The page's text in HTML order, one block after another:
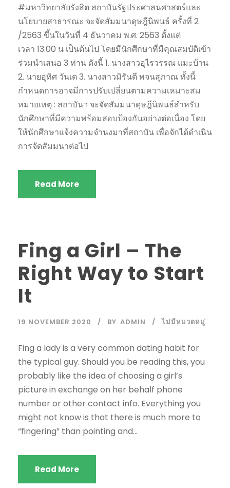
#มหาวิทยาลัยรังสิต สถาบันรัฐประศาสนศาสตร์และ
นโยบายสาธารณะ จะจัดสัมมนาดุษฎีนิพนธ์ ครั้งที่ 2
/2563 ขึ้นในวันที่ 4 ธันวาคม พ.ศ. 2563 ตั้งแต่
เวลา 13.00 น เป็นต้นไป โดยมีนักศึกษาที่มีคุณสมบัติเข้า
ร่วมนำเสนอ 3 ท่าน ดังนี้ 1. นางสาวอุไรวรรณ แมะบ้าน
2. นายอุทิศ วันเต 3. นางสาวมิรันตี พจนสุภาณ ทั้งนี้
กำหนดการอาจมีการปรับเปลี่ยนตามความเหมาะสม
หมายเหตุ : สถาบันฯ จะจัดสัมมนาดุษฎีนิพนธ์สำหรับ
นักศึกษาที่มีความพร้อมสอบป้องกันอย่างต่อเนื่อง โดย
ให้นักศึกษาแจ้งความจำนงมาที่สถาบัน เพื่อจักได้ดำเนิน
การจัดสัมมนาต่อไป
Read More
Fing a Girl – The
Right Way to Start
It
19 NOVEMBER 2020 BY ADMIN ไม่มีหมวดหมู่
Fing a lady is a very common dating habit for
the typical guy. Should you be reading this, you
probably like the idea of choosing a girl’s
picture in exchange on her behalf phone
number or other contact info. Everything you
might not know is that there is much more to
“fingering” than pointing and...
Read More